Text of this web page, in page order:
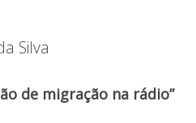
Silva
de migração na rádio”